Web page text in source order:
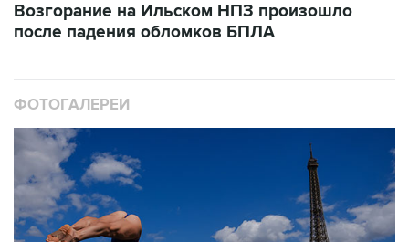
Возгорание на Ильском НПЗ произошло
после падения обломков БПЛА
ФОТОГАЛЕРЕИ